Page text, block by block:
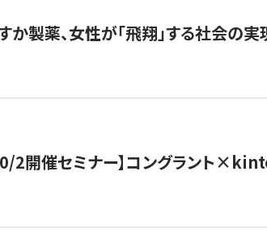
か製薬、女性が「飛翔」する社会の
2開催セミナー】コングラント